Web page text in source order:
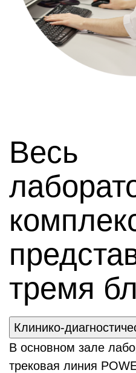
Весь
тремя
Клинико-
В основном зале
трековая линия